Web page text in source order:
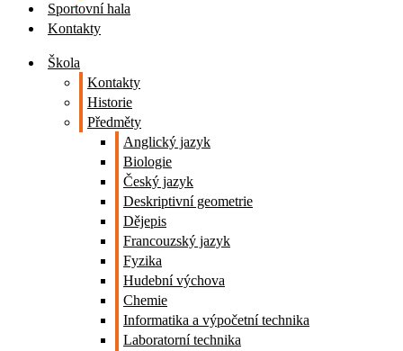
Sportovní hala
Kontakty
Škola
Kontakty
Historie
Předměty
Anglický jazyk
Biologie
Český jazyk
Deskriptivní geometrie
Dějepis
Francouzský jazyk
Fyzika
Hudební výchova
Chemie
Informatika a výpočetní technika
Laboratorní technika